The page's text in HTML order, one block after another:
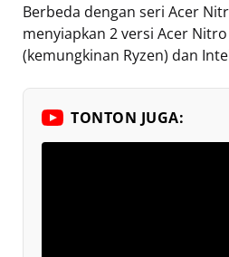
Berbeda dengan seri Acer
menyiapkan 2 versi Acer
(kemungkinan Ryzen) dan
TONTON JUGA: